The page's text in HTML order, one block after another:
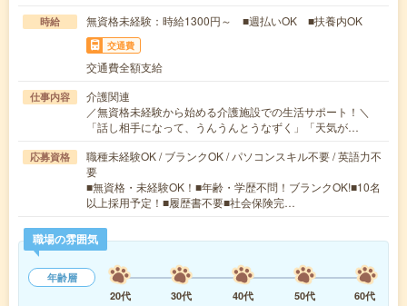
時給 無資格未経験：時給1300円～ ■週払いOK ■扶養内OK
交通費
交通費全額支給
仕事内容
介護関連
／無資格未経験から始める介護施設での生活サポート！＼
「話し相手になって、うんうんとうなずく」「天気が…
応募資格
職種未経験OK / ブランクOK / パソコンスキル不要 / 英語力不
要
■無資格・未経験OK！■年齢・学歴不問！ブランクOK!■10名
以上採用予定！■履歴書不要■社会保険完…
職場の雰囲気
年齢層
20代
30代 40代 50代
60代